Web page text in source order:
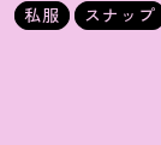
私服 スナップ